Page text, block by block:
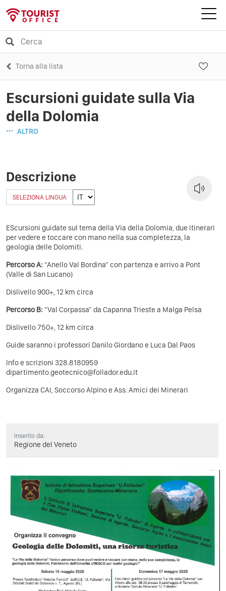
Torna alla lista
Escursioni guidate sulla Via
della Dolomia
ALTRO
Descrizione
SELEZIONA LINGUA
EScursioni guidate sul tema della Via della Dolomia, due itinerari
per vedere e toccare con mano nella sua completezza, la
geologia delle Dolomiti.
Percorso A: "Anello Val Bordina" con partenza e arrivo a Pont
(Valle di San Lucano)
Dislivello 900+, 12 km circa
Percorso B: "Val Corpassa" da Capanna Trieste a Malga Pelsa
Dislivello 750+, 12 km circa
Guide saranno i professori Danilo Giordano e Luca Dal Paos
Info e scrizioni 328.8180959
dipartimento.geotecnico@follador.edu.it
Organizza CAI, Soccorso Alpino e Ass. Amici dei Minerari
Inserito da:
Regione del Veneto